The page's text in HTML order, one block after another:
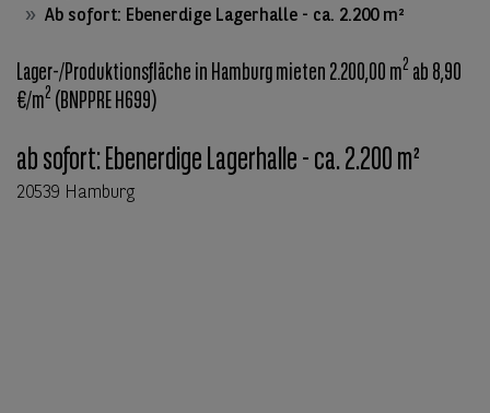
Ab sofort: Ebenerdige Lagerhalle - ca. 2.200 m²
Lager-/Produktionsfläche in Hamburg mieten 2.200,00 m2 ab 8,90
€/m2 (BNPPRE H699)
ab sofort: Ebenerdige Lagerhalle - ca. 2.200 m²
20539 Hamburg